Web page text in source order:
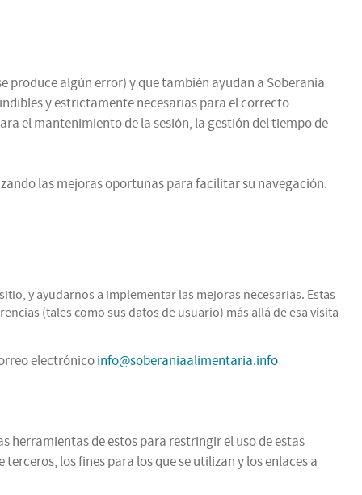
produce algún error) y que también ayudan a Soberanía
y estrictamente necesarias para el correcto
el mantenimiento de la sesión, la gestión del tiempo de
las mejoras oportunas para facilitar su navegación.
y ayudarnos a implementar las mejoras necesarias. Estas
(tales como sus datos de usuario) más allá de esa visita
electrónicoinfo@soberaniaalimentaria.info
herramientas de estos para restringir el uso de estas
los fines para los que se utilizan y los enlaces a